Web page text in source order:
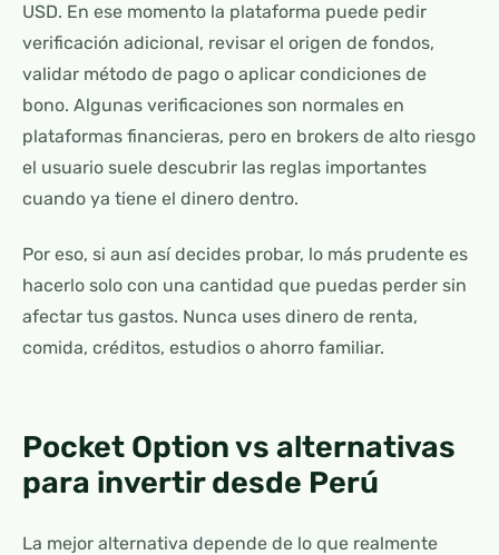
USD. En ese momento la plataforma puede pedir
verificación adicional, revisar el origen de fondos,
validar método de pago o aplicar condiciones de
bono. Algunas verificaciones son normales en
plataformas financieras, pero en brokers de alto riesgo
el usuario suele descubrir las reglas importantes
cuando ya tiene el dinero dentro.
Por eso, si aun así decides probar, lo más prudente es
hacerlo solo con una cantidad que puedas perder sin
afectar tus gastos. Nunca uses dinero de renta,
comida, créditos, estudios o ahorro familiar.
Pocket Option vs alternativas
para invertir desde Perú
La mejor alternativa depende de lo que realmente